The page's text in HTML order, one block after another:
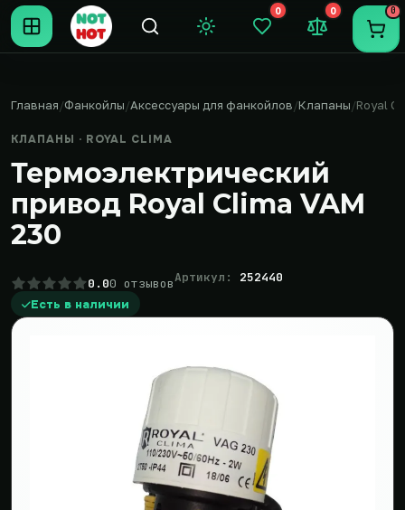
Темная тема
0
Закладки (0)
0
Сравнение
0
Главная Фанкойлы Аксессуары для фанкойлов Клапаны Royal
КЛАПАНЫ · ROYAL CLIMA
Термоэлектрический
привод Royal Clima VAM
230
0.00 отзывовАртикул: 252440
Есть в наличии